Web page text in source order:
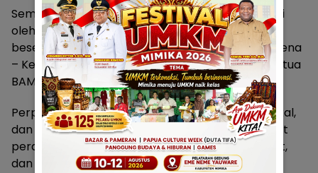
Sementara, VIP Kuala Kencana (Lowland) dihadiri
oleh, Toni Wenas beserta istri, Claus Wamafma
beserta istri, Kris Jimer, Gesang Setiadi, Rey Leimena
– Ketua Panitia Natal Lowland, Sem Kabuare – Ketua
BAMAG Lowland, Cbu Catri.
Perpaduan kerja sama antara panitia, vendor lokal,
dan manajemen PT Freeport Indonesia membuat
perayaan Natal tahun ini berjalan meriah, hangat,
dan penuh hikmah.